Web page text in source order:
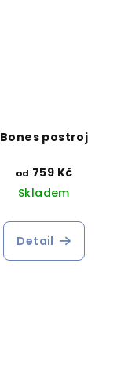
Bones postroj
od 759 Kč
Skladem
Detail